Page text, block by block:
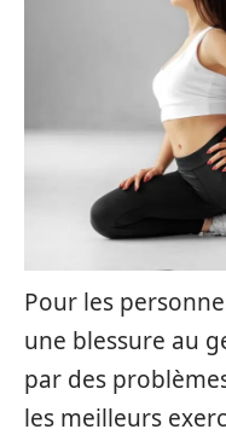
Pour les
une blessure au
par des
les meilleurs